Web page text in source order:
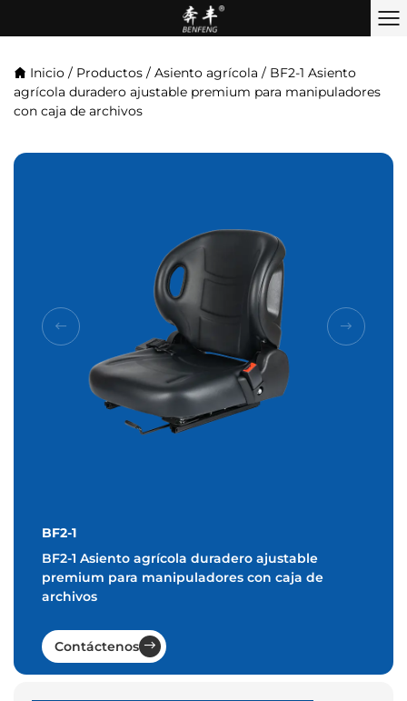
Inicio / Productos / Asiento agrícola / BF2-1 Asiento
agrícola duradero ajustable premium para manipuladores
con caja de archivos
BF2-1
BF2-1 Asiento agrícola duradero ajustable
premium para manipuladores con caja de
archivos
Contáctenos